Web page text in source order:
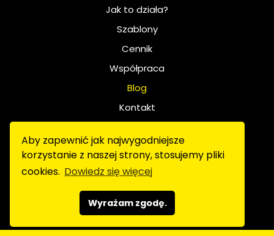
Jak to działa?
Szablony
Cennik
Współpraca
Blog
Kontakt
Regulamin
FAQ
Aby zapewnić jak najwygodniejsze
korzystanie z naszej strony, stosujemy pliki
cookies. Dowiedz się więcej
Wyrażam zgodę.